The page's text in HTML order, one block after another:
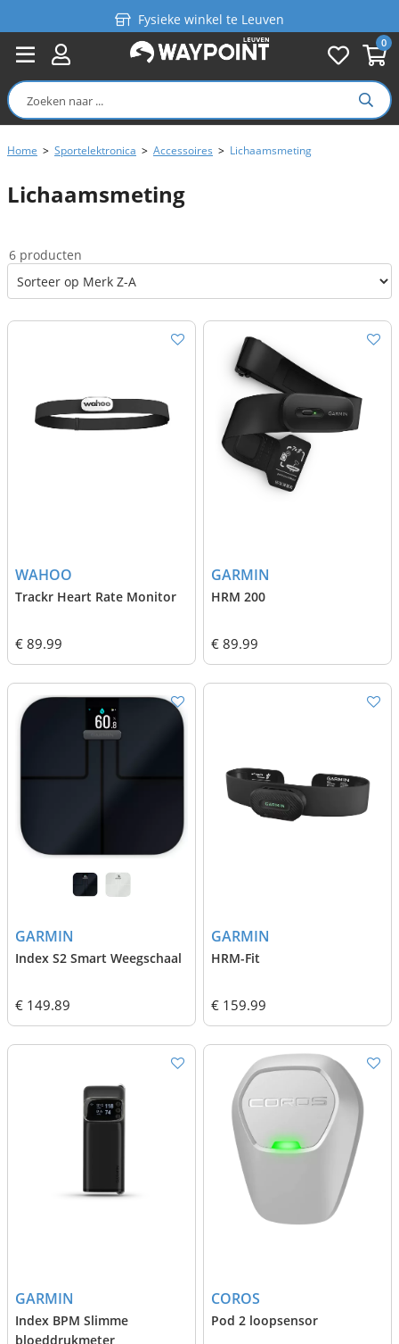
0
Fysieke winkel te Leuven
Persoonlijk advies
Gratis verzending in België vanaf €99
Home > Sportelektronica > Accessoires > Lichaamsmeting
Lichaamsmeting
6 producten
WAHOO
Trackr Heart Rate Monitor
€ 89.99
GARMIN
HRM 200
€ 89.99
GARMIN
Index S2 Smart Weegschaal
€ 149.89
GARMIN
HRM-Fit
€ 159.99
GARMIN
Index BPM Slimme
bloeddrukmeter
COROS
Pod 2 loopsensor